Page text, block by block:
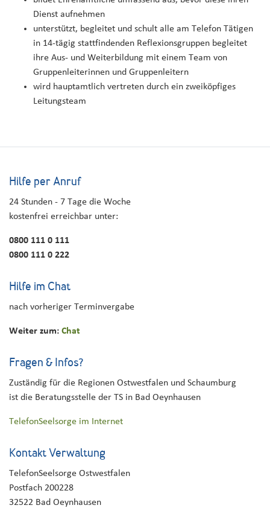
Dienst aufnehmen
unterstützt, begleitet und schult alle am Telefon Tätigen
in 14-tägig stattfindenden Reflexionsgruppen begleitet
ihre Aus- und Weiterbildung mit einem Team von
Gruppenleiterinnen und Gruppenleitern
wird hauptamtlich vertreten durch ein zweiköpfiges
Leitungsteam
Hilfe per Anruf
24 Stunden - 7 Tage die Woche
kostenfrei erreichbar unter:
0800 111 0 111
0800 111 0 222
Hilfe im Chat
nach vorheriger Terminvergabe
Weiter zum: Chat
Fragen & Infos?
Zuständig für die Regionen Ostwestfalen und Schaumburg
ist die Beratungsstelle der TS in Bad Oeynhausen
TelefonSeelsorge im Internet
Kontakt Verwaltung
TelefonSeelsorge Ostwestfalen
Postfach 200228
32522 Bad Oeynhausen